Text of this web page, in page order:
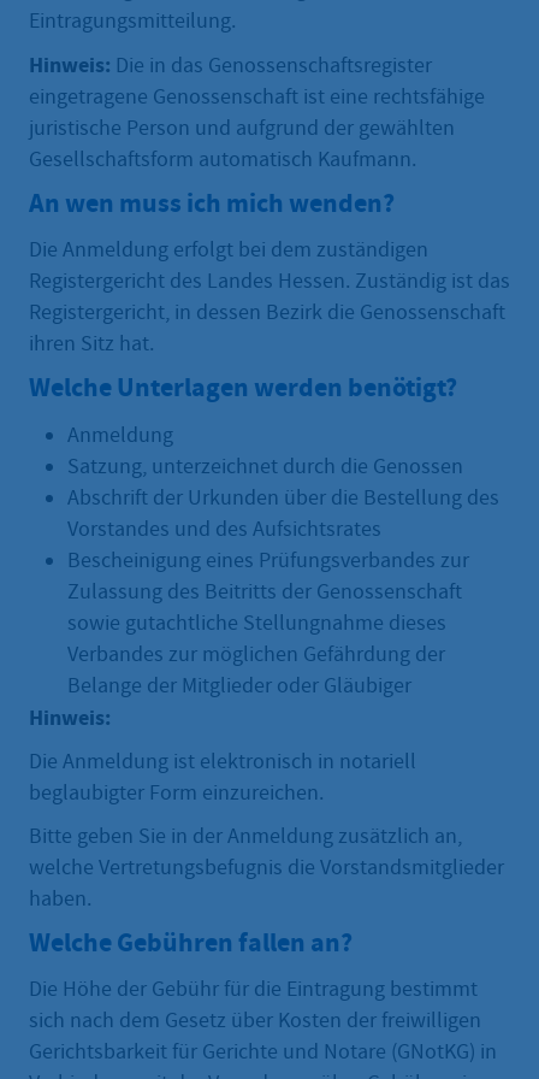
Eintragungsmitteilung.
Hinweis: Die in das Genossenschaftsregister
eingetragene Genossenschaft ist eine rechtsfähige
juristische Person und aufgrund der gewählten
Gesellschaftsform automatisch Kaufmann.
An wen muss ich mich wenden?
Die Anmeldung erfolgt bei dem zuständigen
Registergericht des Landes Hessen. Zuständig ist das
Registergericht, in dessen Bezirk die Genossenschaft
ihren Sitz hat.
Welche Unterlagen werden benötigt?
Anmeldung
Satzung, unterzeichnet durch die Genossen
Abschrift der Urkunden über die Bestellung des
Vorstandes und des Aufsichtsrates
Bescheinigung eines Prüfungsverbandes zur
Zulassung des Beitritts der Genossenschaft
sowie gutachtliche Stellungnahme dieses
Verbandes zur möglichen Gefährdung der
Belange der Mitglieder oder Gläubiger
Hinweis:
Die Anmeldung ist elektronisch in notariell
beglaubigter Form einzureichen.
Bitte geben Sie in der Anmeldung zusätzlich an,
welche Vertretungsbefugnis die Vorstandsmitglieder
haben.
Welche Gebühren fallen an?
Die Höhe der Gebühr für die Eintragung bestimmt
sich nach dem Gesetz über Kosten der freiwilligen
Gerichtsbarkeit für Gerichte und Notare (GNotKG) in